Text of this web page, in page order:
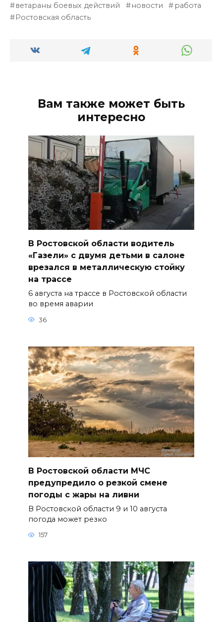
ветараны боевых действий новости
работа
Ростовская область
Вам также может быть
интересно
В Ростовской области водитель
«Газели» с двумя детьми в салоне
врезался в металлическую стойку
на трассе
6 августа на трассе в Ростовской области
во время аварии
36
В Ростовской области МЧС
предупредило о резкой смене
погоды с жары на ливни
В Ростовской области 9 и 10 августа
погода может резко
157